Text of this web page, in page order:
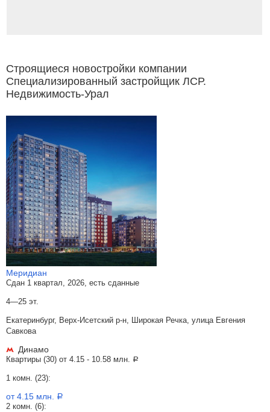
Строящиеся новостройки компании
Специализированный застройщик ЛСР.
Недвижимость-Урал
Меридиан
Сдан 1 квартал, 2026, есть сданные
4—25 эт.
Екатеринбург, Верх-Исетский р-н, Широкая Речка, улица Евгения
Савкова
Динамо
Квартиры (30) от 4.15 - 10.58 млн. a
1 комн. (23):
от 4.15 млн. a
2 комн. (6):